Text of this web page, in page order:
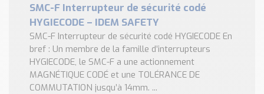
SMC-F Interrupteur de sécurité codé
HYGIECODE – IDEM SAFETY
SMC-F Interrupteur de sécurité codé HYGIECODE En
bref : Un membre de la famille d’interrupteurs
HYGIECODE, le SMC-F a une actionnement
MAGNÉTIQUE CODÉ et une TOLÉRANCE DE
COMMUTATION jusqu’à 14mm. ...